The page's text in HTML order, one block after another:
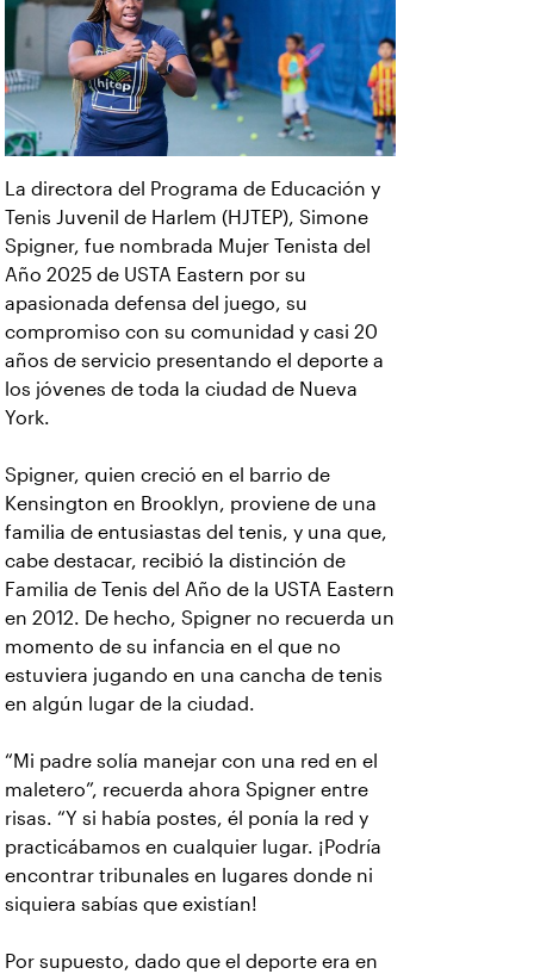
La directora del Programa de Educación y
Tenis Juvenil de Harlem (HJTEP), Simone
Spigner, fue nombrada Mujer Tenista del
Año 2025 de USTA Eastern por su
apasionada defensa del juego, su
compromiso con su comunidad y casi 20
años de servicio presentando el deporte a
los jóvenes de toda la ciudad de Nueva
York.
Spigner, quien creció en el barrio de
Kensington en Brooklyn, proviene de una
familia de entusiastas del tenis, y una que,
cabe destacar, recibió la distinción de
Familia de Tenis del Año de la USTA Eastern
en 2012. De hecho, Spigner no recuerda un
momento de su infancia en el que no
estuviera jugando en una cancha de tenis
en algún lugar de la ciudad.
“Mi padre solía manejar con una red en el
maletero”, recuerda ahora Spigner entre
risas. “Y si había postes, él ponía la red y
practicábamos en cualquier lugar. ¡Podría
encontrar tribunales en lugares donde ni
siquiera sabías que existían!
Por supuesto, dado que el deporte era en